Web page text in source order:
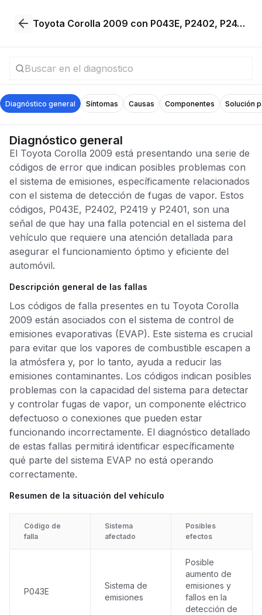
Toyota Corolla 2009 con P043E, P2402, P2419, P2401
Diagnóstico general Síntomas Causas Componentes Solución
Diagnóstico general
El Toyota Corolla 2009 está presentando una serie de
códigos de error que indican posibles problemas con
el sistema de emisiones, específicamente relacionados
con el sistema de detección de fugas de vapor. Estos
códigos, P043E, P2402, P2419 y P2401, son una
señal de que hay una falla potencial en el sistema del
vehículo que requiere una atención detallada para
asegurar el funcionamiento óptimo y eficiente del
automóvil.
Descripción general de las fallas
Los códigos de falla presentes en tu Toyota Corolla
2009 están asociados con el sistema de control de
emisiones evaporativas (EVAP). Este sistema es crucial
para evitar que los vapores de combustible escapen a
la atmósfera y, por lo tanto, ayuda a reducir las
emisiones contaminantes. Los códigos indican posibles
problemas con la capacidad del sistema para detectar
y controlar fugas de vapor, un componente eléctrico
defectuoso o conexiones que pueden estar
funcionando incorrectamente. El diagnóstico detallado
de estas fallas permitirá identificar específicamente
qué parte del sistema EVAP no está operando
correctamente.
Resumen de la situación del vehículo
Código de
falla
Sistema
afectado
Posibles
efectos
P043E
Sistema de
emisiones
Posible
aumento de
emisiones y
fallos en la
detección de